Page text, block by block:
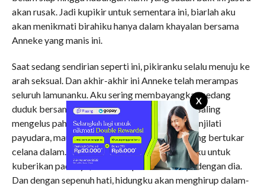
X
akan rusak. Jadi kupikir untuk sementara ini, biarlah aku
akan menikmati birahiku hanya dalam khayalan bersama
Anneke yang manis ini.
Saat sedang sendirian seperti ini, pikiranku selalu menuju ke
arah seksual. Dan akhir-akhir ini Anneke telah merampas
seluruh lamunanku. Aku sering membayangkan sedang
duduk bersamanya di sofa ini. Kemudian kami saling
mengelus paha, saling melumat bibir, saling menjilati
payudara, maupun ketiak kami. Kami akan saling bertukar
celana dalam. Aku akan melepas celana dalamku untuk
kuberikan padanya, demikian pula sebaliknya dengan dia.
Dan dengan sepenuh hati, hidungku akan menghirup dalam-